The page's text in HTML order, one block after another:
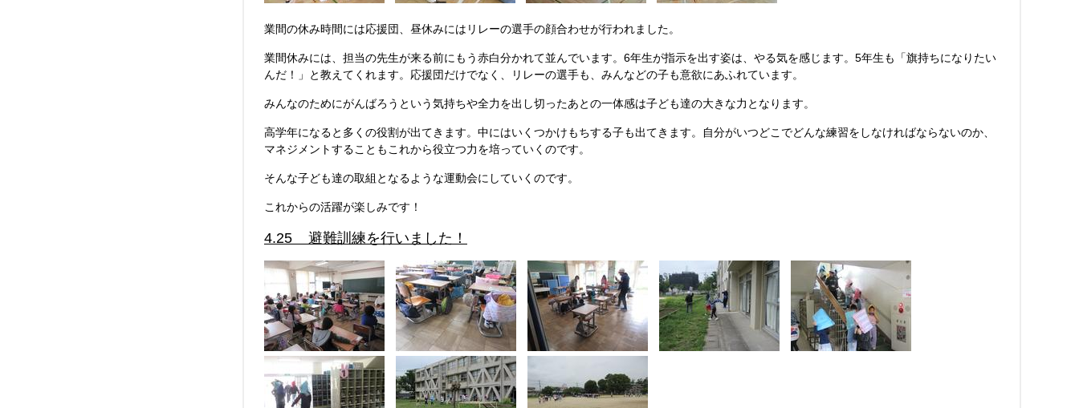
業間の休み時間には応援団、昼休みにはリレーの選手の顔合わせが行われました。
業間休みには、担当の先生が来る前にもう赤白分かれて並んでいます。6年生が指示を出す姿は、やる気を感じます。5年生も「旗持ちになりたい
んだ！」と教えてくれます。応援団だけでなく、リレーの選手も、みんなどの子も意欲にあふれています。
みんなのためにがんばろうという気持ちや全力を出し切ったあとの一体感は子ども達の大きな力となります。
高学年になると多くの役割が出てきます。中にはいくつかけもちする子も出てきます。自分がいつどこでどんな練習をしなければならないのか、
マネジメントすることもこれから役立つ力を培っていくのです。
そんな子ども達の取組となるような運動会にしていくのです。
これからの活躍が楽しみです！
4.25 避難訓練を行いました！